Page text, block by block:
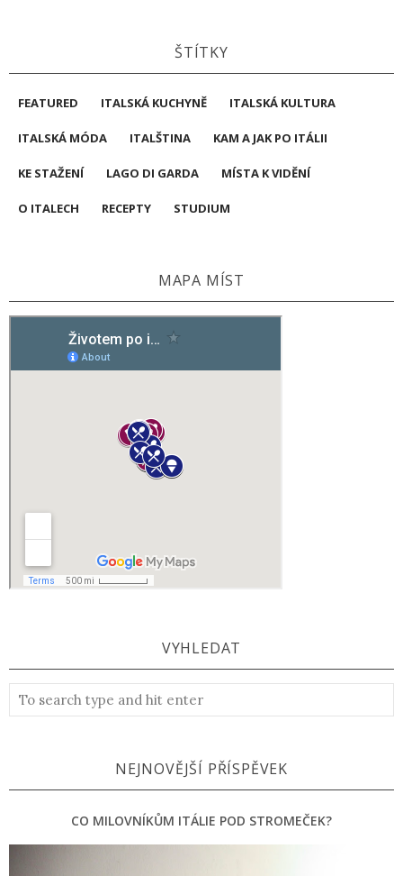
ŠTÍTKY
FEATURED ITALSKÁ KUCHYNĚ ITALSKÁ KULTURA
ITALSKÁ MÓDA ITALŠTINA KAM A JAK PO ITÁLII
KE STAŽENÍ LAGO DI GARDA MÍSTA K VIDĚNÍ
O ITALECH RECEPTY STUDIUM
MAPA MÍST
VYHLEDAT
NEJNOVĚJŠÍ PŘÍSPĚVEK
CO MILOVNÍKŮM ITÁLIE POD STROMEČEK?